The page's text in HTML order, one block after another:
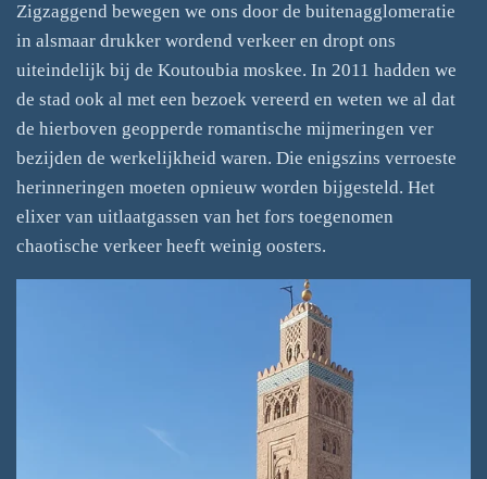
Zigzaggend bewegen we ons door de buitenagglomeratie
in alsmaar drukker wordend verkeer en dropt ons
uiteindelijk bij de Koutoubia moskee. In 2011 hadden we
de stad ook al met een bezoek vereerd en weten we al dat
de hierboven geopperde romantische mijmeringen ver
bezijden de werkelijkheid waren. Die enigszins verroeste
herinneringen moeten opnieuw worden bijgesteld. Het
elixer van uitlaatgassen van het fors toegenomen
chaotische verkeer heeft weinig oosters.